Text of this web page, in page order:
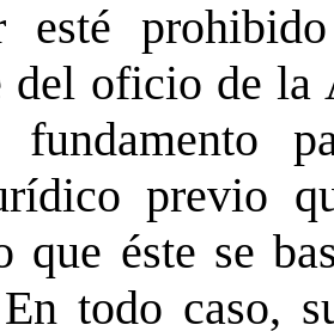
esté
del oficio de
fundamento
previo
que éste se
todo caso,